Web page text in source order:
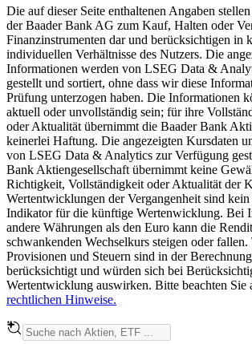
Die auf dieser Seite enthaltenen Angaben
der Baader Bank AG zum Kauf, Halten oder
Finanzinstrumenten dar und berücksichtigen in
individuellen Verhältnisse des Nutzers. Die
Informationen werden von LSEG Data &
gestellt und sortiert, ohne dass wir diese
Prüfung unterzogen haben. Die Informationen
aktuell oder unvollständig sein; für ihre
oder Aktualität übernimmt die Baader Bank
keinerlei Haftung. Die angezeigten Kursdaten
von LSEG Data & Analytics zur Verfügung
Bank Aktiengesellschaft übernimmt keine
Richtigkeit, Vollständigkeit oder Aktualität der
Wertentwicklungen der Vergangenheit sind
Indikator für die künftige Wertenwicklung. Bei
andere Währungen als den Euro kann die
schwankenden Wechselkurs steigen oder fallen.
Provisionen und Steuern sind in der
berücksichtigt und würden sich bei
Wertentwicklung auswirken. Bitte beachten Sie
rechtlichen Hinweise.